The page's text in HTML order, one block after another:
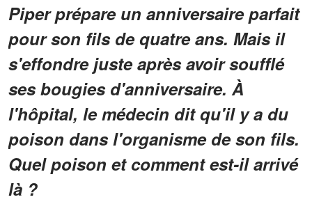
Piper prépare un anniversaire parfait
pour son fils de quatre ans. Mais il
s'effondre juste après avoir soufflé
ses bougies d'anniversaire. À
l'hôpital, le médecin dit qu'il y a du
poison dans l'organisme de son fils.
Quel poison et comment est-il arrivé
là ?